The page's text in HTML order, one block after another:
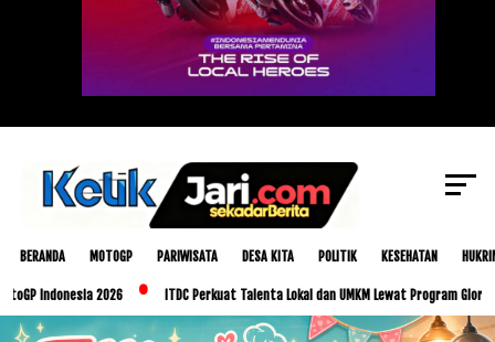
BERANDA MOTOGP PARIWISATA DESA KITA POLITIK KESEHATAN
2026 ITDC Perkuat Talenta Lokal dan UMKM Lewat Program Glorious Golo